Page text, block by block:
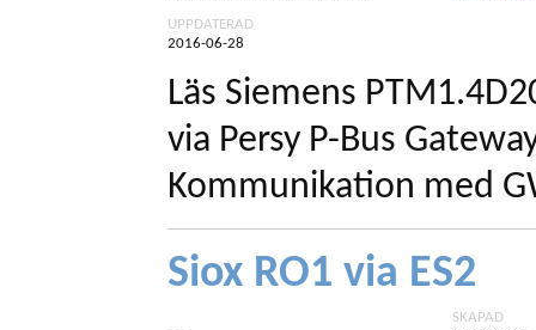
UPPDATERAD
2016-06-28
Läs Siemens
via Persy P-Bus
Kommunikation med
Siox RO1 via ES2
SKAPAD